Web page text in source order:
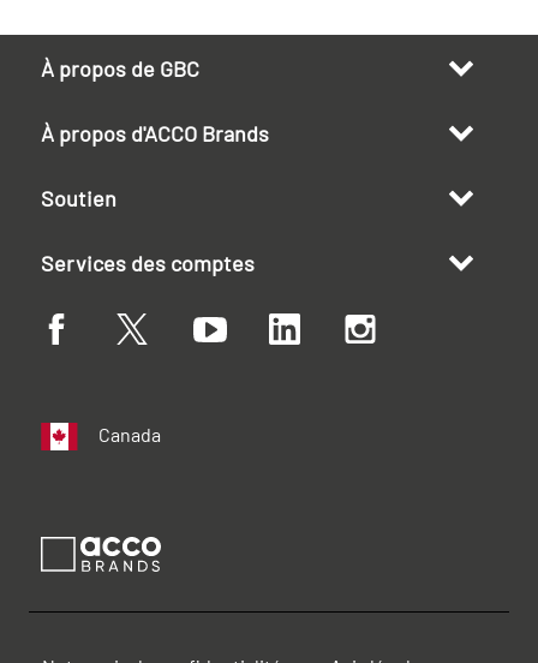
À propos de GBC
À propos d'ACCO Brands
Soutien
Services des comptes
Canada